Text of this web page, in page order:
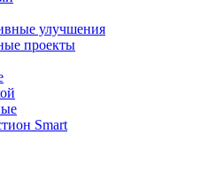
улучшения
проекты
Smart